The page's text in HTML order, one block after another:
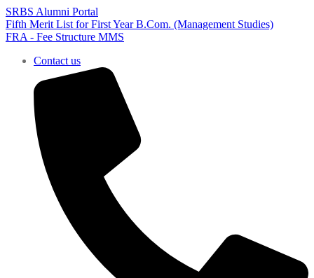
SRBS Alumni Portal
Fifth Merit List for First Year B.Com. (Management Studies)
FRA - Fee Structure MMS
Contact us